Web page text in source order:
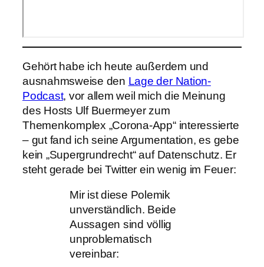
Gehört habe ich heute außerdem und
ausnahmsweise den Lage der Nation-
Podcast, vor allem weil mich die Meinung
des Hosts Ulf Buermeyer zum
Themenkomplex „Corona-App“ interessierte
– gut fand ich seine Argumentation, es gebe
kein „Supergrundrecht“ auf Datenschutz. Er
steht gerade bei Twitter ein wenig im Feuer:
Mir ist diese Polemik
unverständlich. Beide
Aussagen sind völlig
unproblematisch
vereinbar: